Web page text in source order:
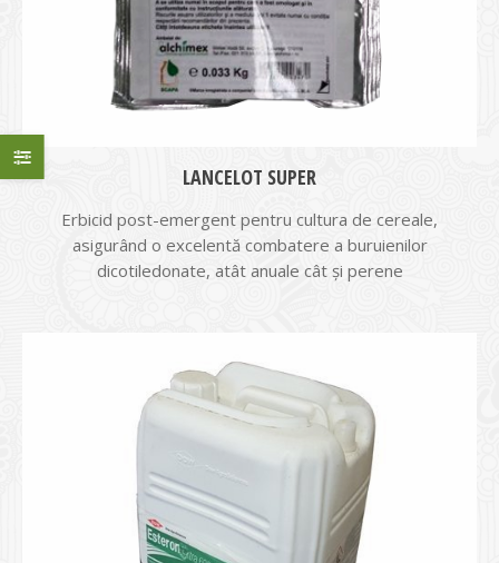
LANCELOT SUPER
Erbicid post-emergent pentru cultura de cereale,
asigurând o excelentă combatere a buruienilor
dicotiledonate, atât anuale cât şi perene